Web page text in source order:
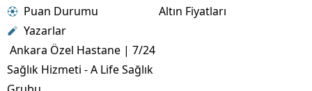
Puan Durumu
Yazarlar
Ankara Özel Hastane | 7/24
Sağlık Hizmeti - A Life Sağlık
Altın Fiyatları